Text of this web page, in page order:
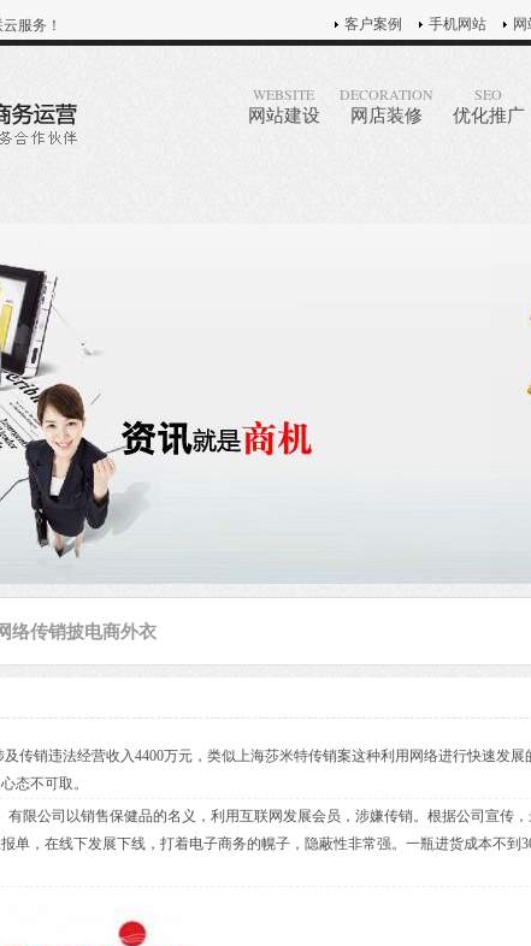
服务！ 客户案例 手机网站
WEBSITE
网站建设
DECORATION
网店装修
SEO
优化推广
络传销披电商外衣
传销违法经营收入4400万元，类似上海莎米特传销案这种利用网络进行快速发展
态不可取。
限公司以销售保健品的名义，利用互联网发展会员，涉嫌传销。根据公司宣传，
单，在线下发展下线，打着电子商务的幌子，隐蔽性非常强。一瓶进货成本不到